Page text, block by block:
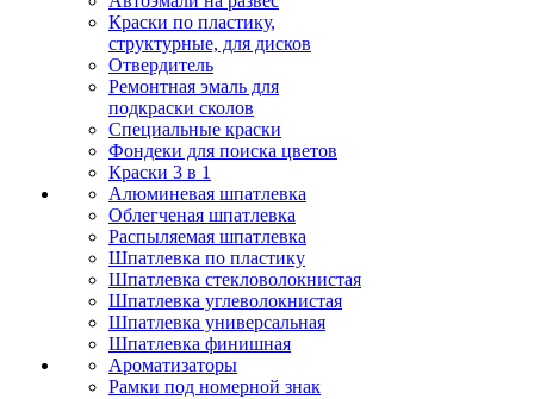
Краски по пластику,
структурные, для дисков
Отвердитель
Ремонтная эмаль для
подкраски сколов
Специальные краски
Фондеки для поиска цветов
Краски 3 в 1
Алюминевая шпатлевка
Облегченая шпатлевка
Распыляемая шпатлевка
Шпатлевка по пластику
Шпатлевка стекловолокнистая
Шпатлевка углеволокнистая
Шпатлевка универсальная
Шпатлевка финишная
Ароматизаторы
Рамки под номерной знак